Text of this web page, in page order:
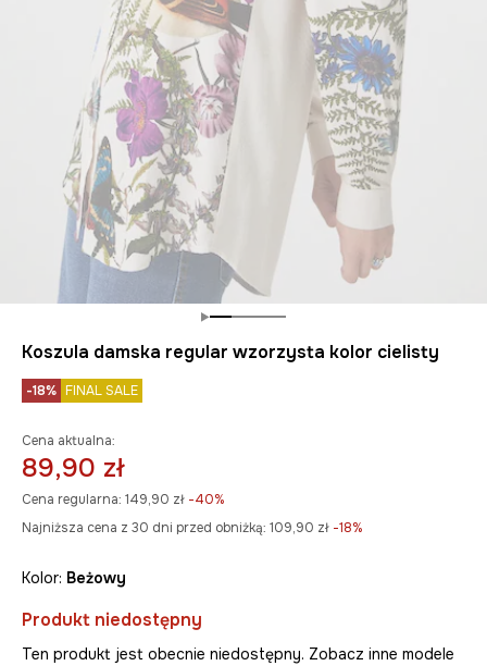
Koszula damska regular wzorzysta kolor cielisty
-18% FINAL SALE
Cena aktualna:
89,90 zł
Cena regularna: 149,90 zł -40%
Najniższa cena z 30 dni przed obniżką: 109,90 zł -18%
Kolor: beżowy
Produkt niedostępny
Ten produkt jest obecnie niedostępny. Zobacz inne modele